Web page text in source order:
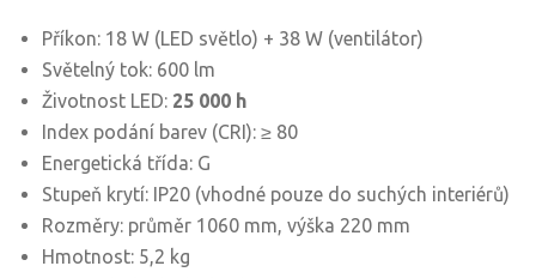
Příkon: 18 W (LED světlo) + 38 W (ventilátor)
Světelný tok: 600 lm
Životnost LED: 25 000 h
Index podání barev (CRI): ≥ 80
Energetická třída: G
Stupeň krytí: IP20 (vhodné pouze do suchých interiérů)
Rozměry: průměr 1060 mm, výška 220 mm
Hmotnost: 5,2 kg